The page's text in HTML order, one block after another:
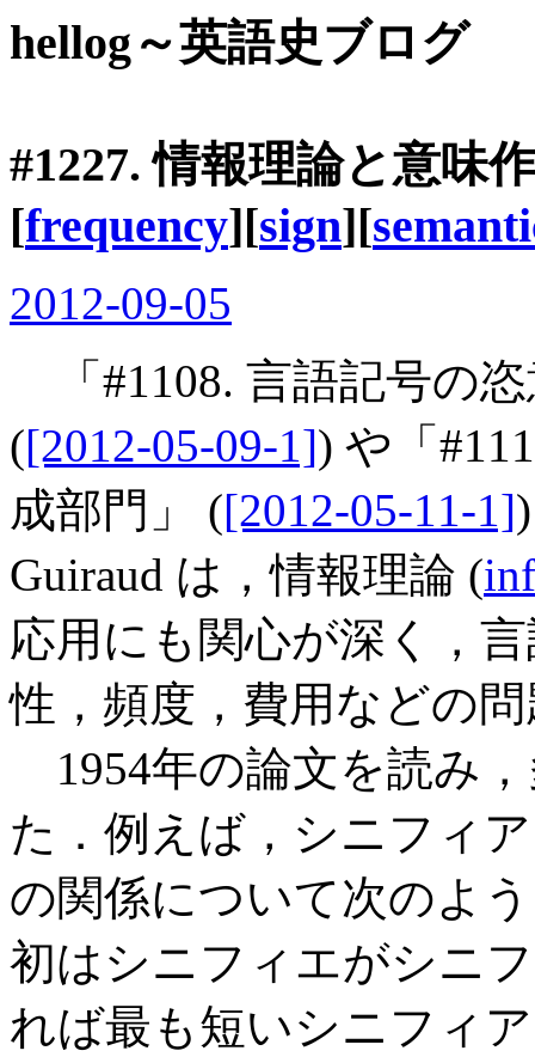
hellog～英語史ブログ
#1227. 情報理論と意味
[frequency][sign][
2012-09-05
「#1108. 言語記号の
([2012-05-09-1]) や「
成部門」 ([2012-05-11-1]
Guiraud は，情報理論 (
応用にも関心が深く，
性，頻度，費用などの
1954年の論文を読み
た．例えば，シニフィ
の関係について次のよ
初はシニフィエがシニ
れば最も短いシニフィ